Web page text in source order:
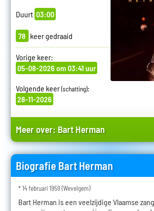
Duurt 03:00
78 keer gedraaid
Vorige keer:
05-08-2026 om 03:41 uur
Volgende keer(schatting):
28-11-2026
Meer over: Bart Herman
Biografie Bart Herman
* 14 februari 1959 (Wevelgem)
Bart Herman is een veelzijdige Vlaamse